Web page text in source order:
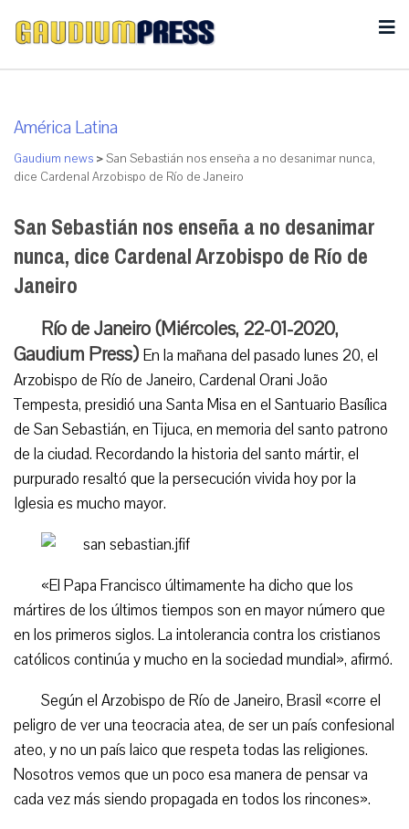
América Latina
Gaudium news >San Sebastián nos enseña a no desanimar nunca,
dice Cardenal Arzobispo de Río de Janeiro
San Sebastián nos enseña a no desanimar
nunca, dice Cardenal Arzobispo de Río de
Janeiro
Río de Janeiro (Miércoles, 22-01-2020,
Gaudium Press) En la mañana del pasado lunes 20, el
Arzobispo de Río de Janeiro, Cardenal Orani João
Tempesta, presidió una Santa Misa en el Santuario Basílica
de San Sebastián, en Tijuca, en memoria del santo patrono
de la ciudad. Recordando la historia del santo mártir, el
purpurado resaltó que la persecución vivida hoy por la
Iglesia es mucho mayor.
«El Papa Francisco últimamente ha dicho que los
mártires de los últimos tiempos son en mayor número que
en los primeros siglos. La intolerancia contra los cristianos
católicos continúa y mucho en la sociedad mundial», afirmó.
Según el Arzobispo de Río de Janeiro, Brasil «corre el
peligro de ver una teocracia atea, de ser un país confesional
ateo, y no un país laico que respeta todas las religiones.
Nosotros vemos que un poco esa manera de pensar va
cada vez más siendo propagada en todos los rincones».